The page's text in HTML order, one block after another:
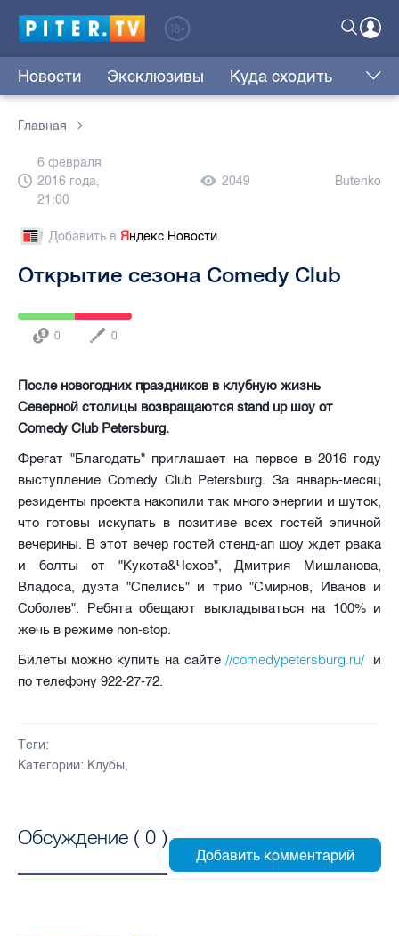
Новости Эксклюзивы Куда сходить
Главная
6 февраля
2016 года,
21:00
2049 Butenko
Добавить в Яндекс.Новости
Открытие сезона Comedy Club
0 0
После новогодних праздников в клубную жизнь
Северной столицы возвращаются stand up шоу от
Comedy Club Petersburg.
Фрегат "Благодать" приглашает на первое в 2016 году
выступление Comedy Club Petersburg. За январь-месяц
резиденты проекта накопили так много энергии и шуток,
что готовы искупать в позитиве всех гостей эпичной
вечерины. В этот вечер гостей стенд-ап шоу ждет рвака
и болты от "Кукота&Чехов", Дмитрия Мишланова,
Владоса, дуэта "Спелись" и трио "Смирнов, Иванов и
Соболев". Ребята обещают выкладываться на 100% и
жечь в режиме non-stop.
Билеты можно купить на сайте //comedypetersburg.ru/
и
по телефону 922-27-72.
Теги:
Категории: Клубы,
Обсуждение ( 0 )